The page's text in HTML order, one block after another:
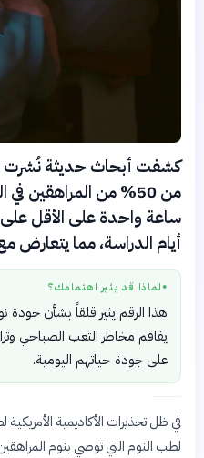
من 50% من المراهقين
ساعة واحدة على الأقل على
أيام الدراسة، مما
● لماذا قد يثير اهتمامك؟
هذا الرقم يثير قلقاً بشأن
يفاقم مخاطر التعب الصباحي
على جودة حياتهم اليومية.
في ظل تحذيرات الأكاديمية الأمريكية